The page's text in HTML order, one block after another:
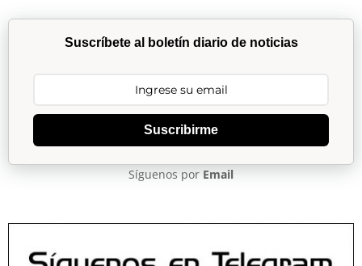
Suscríbete al boletín diario de noticias
Suscribirme
Síguenos por Email